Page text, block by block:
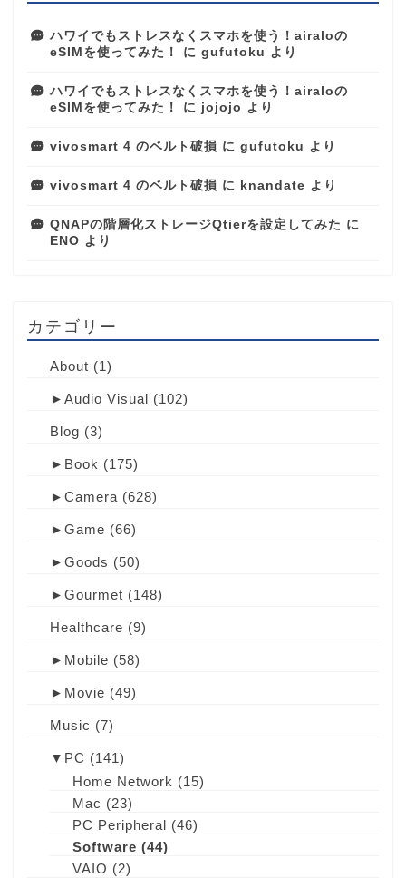
ハワイでもストレスなくスマホを使う！airaloの
eSIMを使ってみた！
に gufutoku より
ハワイでもストレスなくスマホを使う！airaloの
eSIMを使ってみた！
に jojojo より
vivosmart 4 のベルト破損 に gufutoku より
vivosmart 4 のベルト破損 に knandate より
QNAPの階層化ストレージQtierを設定してみた に
ENO より
カテゴリー
About (1)
► Audio Visual (102)
Blog (3)
► Book (175)
► Camera (628)
► Game (66)
► Goods (50)
► Gourmet (148)
Healthcare (9)
► Mobile (58)
► Movie (49)
Music (7)
▼ PC (141)
Home Network (15)
Mac (23)
PC Peripheral (46)
Software (44)
VAIO (2)